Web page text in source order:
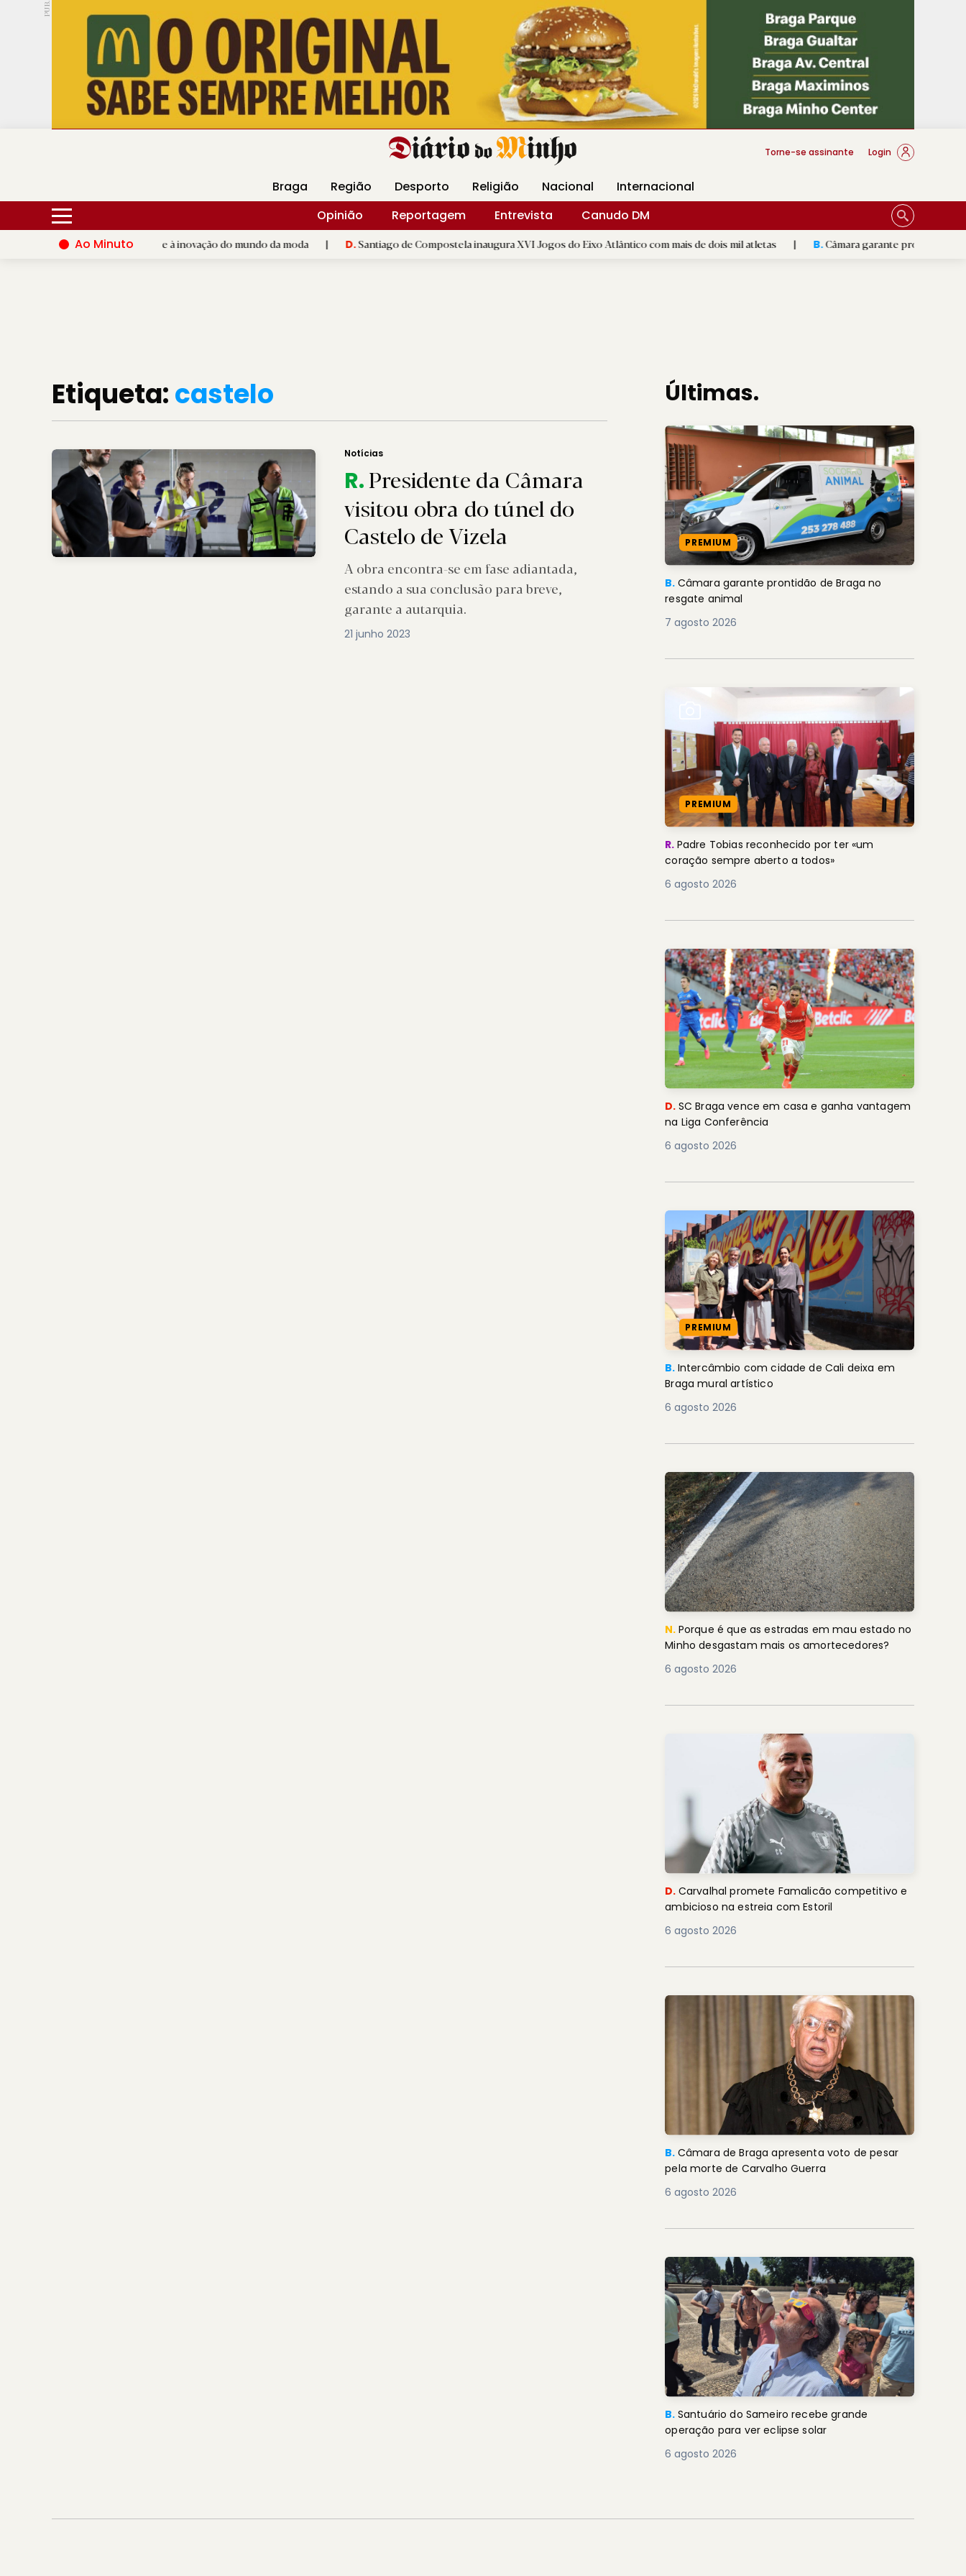
PUB.
Hoje 15ºC 30ºC DMtv Revista Minha Gráfica DM Livraria DM Arquidiocese Braga
Torne-se assinante Login
Braga Região Desporto Religião Nacional
Internacional
Opinião
Reportagem Entrevista
Canudo DM
Ao Minuto
palco ao talento e à inovação do mundo da moda | D.Santiago de Compostela inaugura XVI Jogos do Eixo Atlântico com mais de dois mil atletas | B.Câmara garante prontidão de Braga no
Etiqueta:castelo
Notícias
R.Presidente da Câmara
visitou obra do túnel do
Castelo de Vizela
A obra encontra-se em fase adiantada,
estando a sua conclusão para breve,
garante a autarquia.
21 junho 2023
Últimas.
PREMIUM
B. Câmara garante prontidão de Braga no
resgate animal
7 agosto 2026
PREMIUM
R. Padre Tobias reconhecido por ter «um
coração sempre aberto a todos»
6 agosto 2026
D. SC Braga vence em casa e ganha vantagem
na Liga Conferência
6 agosto 2026
PREMIUM
B. Intercâmbio com cidade de Cali deixa em
Braga mural artístico
6 agosto 2026
N. Porque é que as estradas em mau estado no
Minho desgastam mais os amortecedores?
6 agosto 2026
D. Carvalhal promete Famalicão competitivo e
ambicioso na estreia com Estoril
6 agosto 2026
B. Câmara de Braga apresenta voto de pesar
pela morte de Carvalho Guerra
6 agosto 2026
B. Santuário do Sameiro recebe grande
operação para ver eclipse solar
6 agosto 2026